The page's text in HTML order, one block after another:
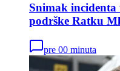
Snimak
podrške Ratku
pre 00 minuta